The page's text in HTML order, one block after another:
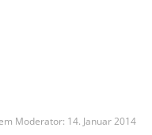
Moderator: 14. Januar 2014